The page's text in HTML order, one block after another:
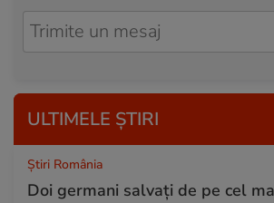
ULTIMELE ȘTIRI
Știri România
Doi germani salvați de pe cel